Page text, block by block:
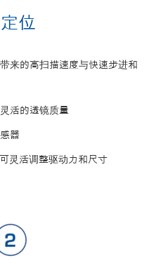
位
来的高扫描速度与快速步进和
活的透镜质量
器
灵活调整驱动力和尺寸